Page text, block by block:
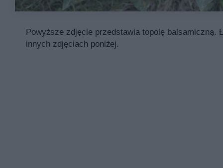
Powyższe zdjęcie przedstawia topolę
innych zdjęciach poniżej.